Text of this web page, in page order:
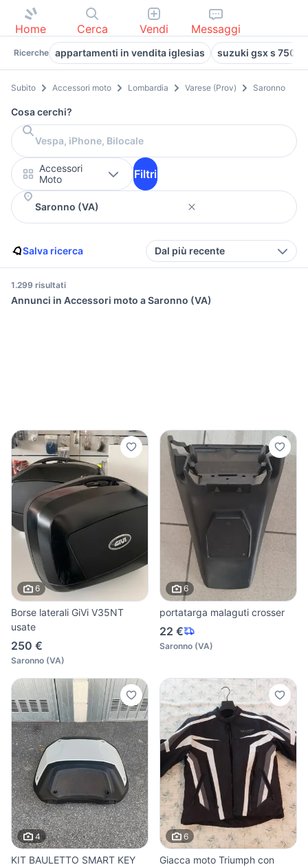
Home Cerca Vendi Messaggi
Ricerche appartamenti in vendita iglesias suzuki gsx s 750
Subito Accessori moto Lombardia Varese (Prov) Saronno
Cosa cerchi?
Accessori
Moto
Filtri
Salva ricerca Dal più recente
1.299 risultati
Annunci in Accessori moto a Saronno (VA)
6
Borse laterali GiVi V35NT
usate
250 €
Saronno (VA)
6
portatarga malaguti crosser
22 €
Saronno (VA)
4
KIT BAULETTO SMART KEY
6
Giacca moto Triumph con